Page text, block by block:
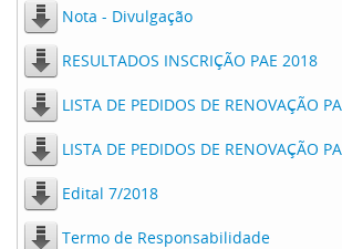
Nota - Divulgação
RESULTADOS INSCRIÇÃO PAE 2018
LISTA DE PEDIDOS DE RENOVAÇÃO
LISTA DE PEDIDOS DE RENOVAÇÃO
Edital 7/2018
Termo de Responsabilidade